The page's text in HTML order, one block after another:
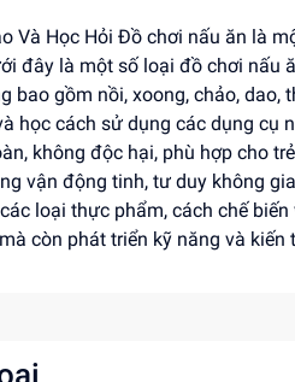
Và Học Hỏi Đồ chơi nấu ăn là
đây là một số loại đồ chơi nấu
bao gồm nồi, xoong, chảo,
học cách sử dụng các dụng cụ
không độc hại, phù hợp cho
vận động tinh, tư duy không
loại thực phẩm, cách chế
còn phát triển kỹ năng và